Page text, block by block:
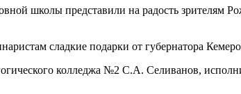
школы представили на радость зрителям
сладкие подарки от губернатора
колледжа №2 С.А. Селиванов,